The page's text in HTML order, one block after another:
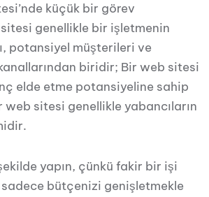
küçük bir görev
genellikle bir işletmenin
potansiyel müşterileri ve
biridir; Bir web sitesi
elde etme potansiyeline sahip
web sitesi genellikle yabancıların
yapın, çünkü fakir bir işi
bütçenizi genişletmekle